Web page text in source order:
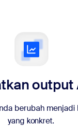
output
berubah menjadi
yang konkret.